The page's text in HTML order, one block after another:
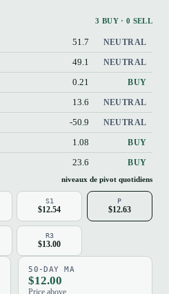
3 BUY · 0 SELL
51.7 NEUTRAL
49.1 NEUTRAL
0.21 BUY
13.6 NEUTRAL
-50.9 NEUTRAL
1.08 BUY
23.6 BUY
niveaux de pivot quotidiens
S1
$12.54
P
$12.63
R3
$13.00
50-DAY MA
$12.00
Price above